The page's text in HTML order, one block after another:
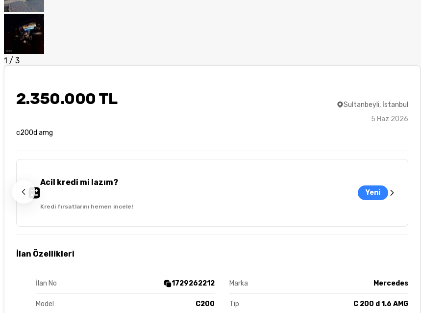
1 / 3
2.350.000 TL
c200d amg
Sultanbeyli, İstanbul
5 Haz 2026
Acil kredi mi lazım?
Kredi fırsatlarını hemen incele!
Yeni
İlan Özellikleri
İlan No 1729262212 Marka Mercedes
Model C200 Tip C 200 d 1.6 AMG